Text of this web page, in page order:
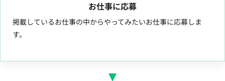
お仕事に応募
掲載しているお仕事の中からやってみたいお仕事に応募しま
す。